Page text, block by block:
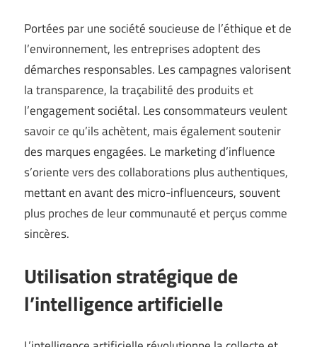
Portées par une société soucieuse de l’éthique et de
l’environnement, les entreprises adoptent des
démarches responsables. Les campagnes valorisent
la transparence, la traçabilité des produits et
l’engagement sociétal. Les consommateurs veulent
savoir ce qu’ils achètent, mais également soutenir
des marques engagées. Le marketing d’influence
s’oriente vers des collaborations plus authentiques,
mettant en avant des micro-influenceurs, souvent
plus proches de leur communauté et perçus comme
sincères.
Utilisation stratégique de
l’intelligence artificielle